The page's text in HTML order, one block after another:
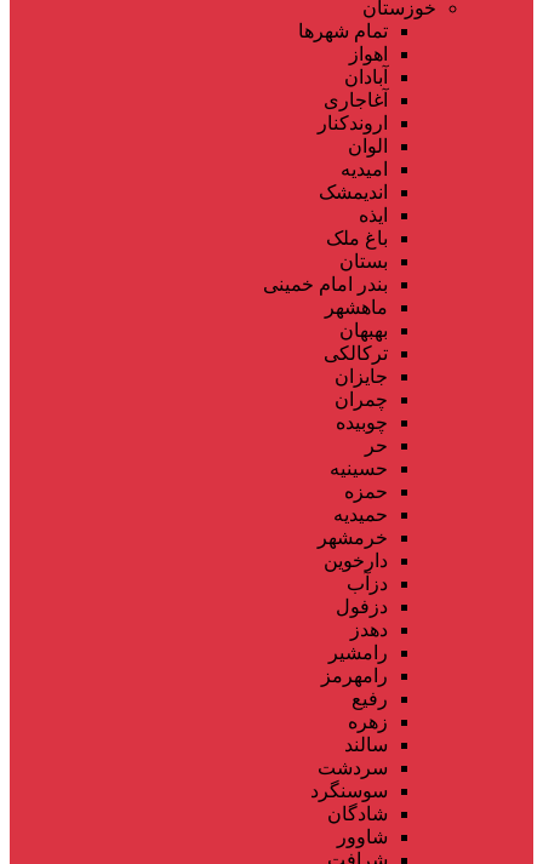
خوزستان
تمام شهر‌ها
اهواز
آبادان
آغاجاری
اروندکنار
الوان
امیدیه
اندیمشک
ایذه
باغ ملک
بستان
بندر امام خمینی
ماهشهر
بهبهان
ترکالکی
جایزان
چمران
چوبیده
حر
حسینیه
حمزه
حمیدیه
خرمشهر
دارخوین
دزآب
دزفول
دهدز
رامشیر
رامهرمز
رفیع
زهره
سالند
سردشت
سوسنگرد
شادگان
شاوور
شرافت